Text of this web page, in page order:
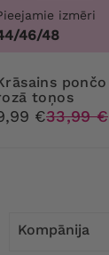
izmēri
46/48
toņos
€33,99 €
Kompānija